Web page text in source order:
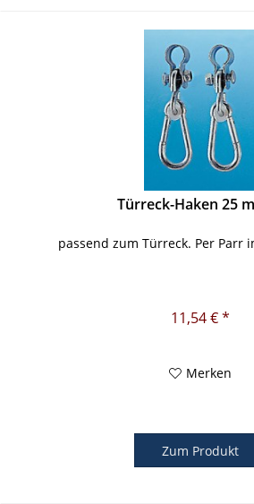
Türreck-Haken 25
passend zum Türreck. Per Parr
11,54 € *
Merken
Zum Produkt